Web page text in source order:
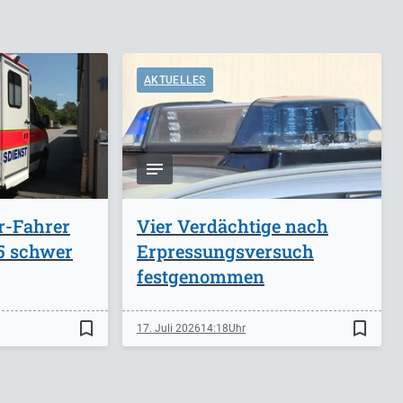
Fahrer
schwer
bookmark_border
AKTUELLES
Vier Verdächtige nach
Erpressungsversuch
festgenommen
17. Juli 202614:18 bookmark_border